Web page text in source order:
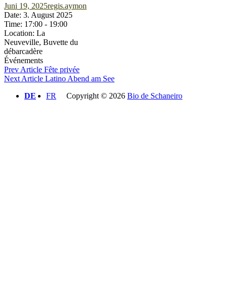
Posted-
on
Juni 19, 2025By
line
Byline
regis.aymon
Date: 3. August 2025
Time: 17:00 - 19:00
Location: La
Neuveville, Buvette du
débarcadère
Événements
Beitragsnavigation
Previous
Post
Prev Article Fête privée
Next
Next Article Latino Abend am See
DE
FR Copyright © 2026 Bio de Schaneiro